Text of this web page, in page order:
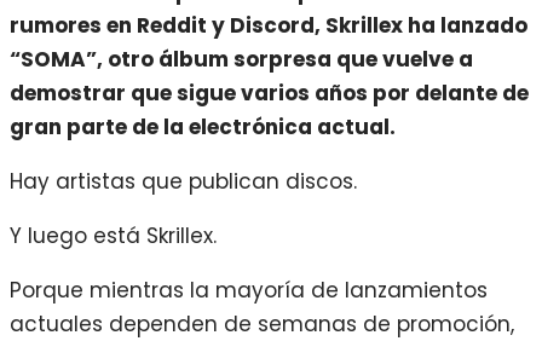
rumores en Reddit y Discord, Skrillex ha lanzado
“SOMA”, otro álbum sorpresa que vuelve a
demostrar que sigue varios años por delante de
gran parte de la electrónica actual.
Hay artistas que publican discos.
Y luego está Skrillex.
Porque mientras la mayoría de lanzamientos
actuales dependen de semanas de promoción,